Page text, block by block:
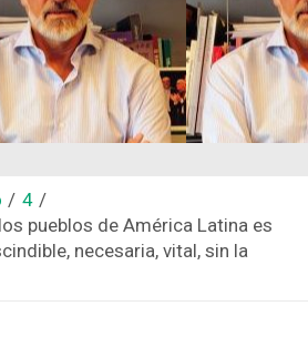
4
pueblos de América Latina es
necesaria, vital, sin la